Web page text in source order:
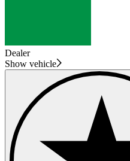
Dealer
Show vehicle